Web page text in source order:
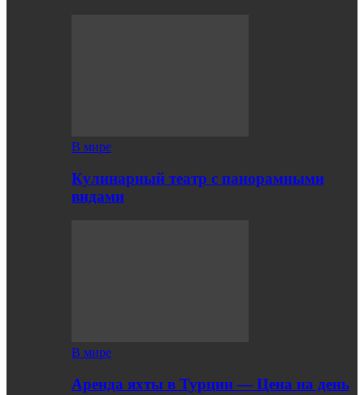
В мире
Кулинарный театр с панорамными
видами
В мире
Аренда яхты в Турции — Цена на день